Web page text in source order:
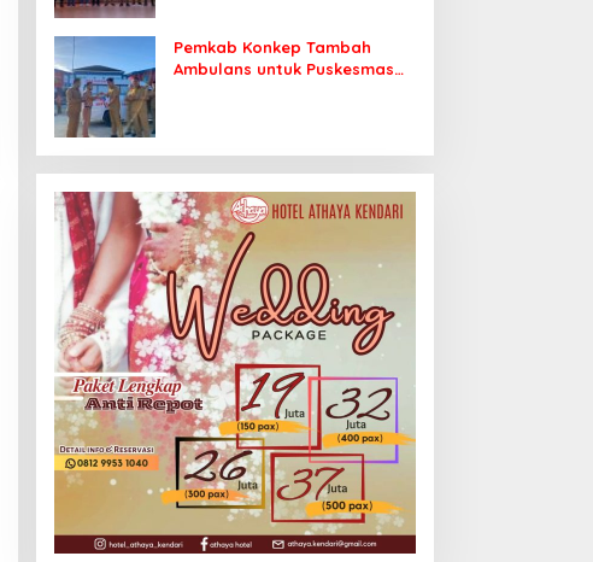
Pemkab Konkep Tambah
Ambulans untuk Puskesmas